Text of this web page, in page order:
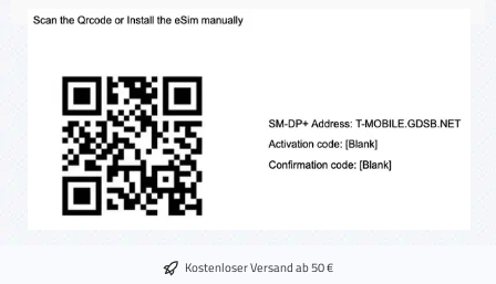
Kostenloser Versand ab 50 €